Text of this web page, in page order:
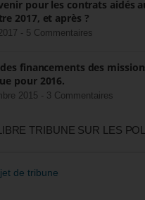
pour les contrats aidés
2017, et après ?
- 5 Commentaires
financements des
pour 2016.
2015 - 3 Commentaires
TRIBUNE SUR LES
de tribune